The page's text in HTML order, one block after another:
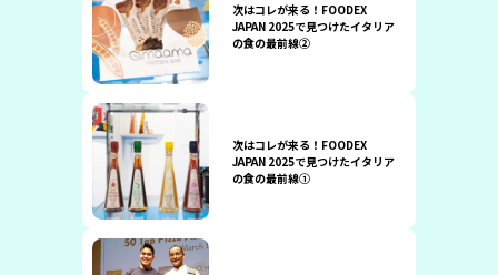
次はコレが来る！FOODEX
JAPAN 2025で見つけたイタリア
の食の最前線②
次はコレが来る！FOODEX
JAPAN 2025で見つけたイタリア
の食の最前線①